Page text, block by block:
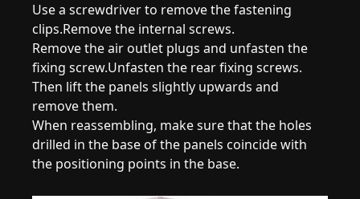
Use a screwdriver to remove the fastening
clips.Remove the internal screws.
Remove the air outlet plugs and unfasten the
fixing screw.Unfasten the rear fixing screws.
Then lift the panels slightly upwards and
remove them.
When reassembling, make sure that the holes
drilled in the base of the panels coincide with
the positioning points in the base.